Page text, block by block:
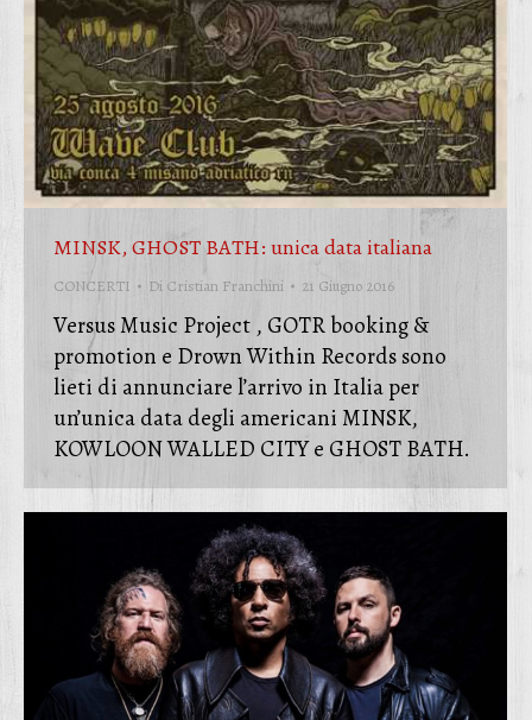
MINSK, GHOST BATH: unica data italiana
CONCERTI Di Cristian Franchini 21 Giugno 2016
Versus Music Project , GOTR booking &
promotion e Drown Within Records sono
lieti di annunciare l’arrivo in Italia per
un’unica data degli americani MINSK,
KOWLOON WALLED CITY e GHOST BATH.